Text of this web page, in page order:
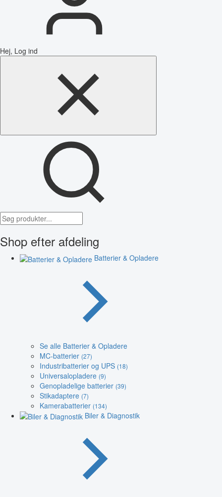
Hej, Log ind
Shop efter afdeling
Batterier & Opladere
Se alle Batterier & Opladere
MC-batterier (27)
Industribatterier og UPS (18)
Universalopladere (9)
Genopladelige batterier (39)
Stikadaptere (7)
Kamerabatterier (134)
Biler & Diagnostik